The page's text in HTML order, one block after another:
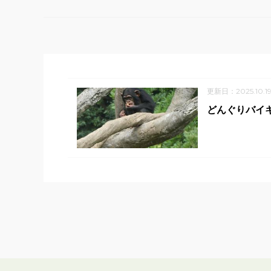
更新日：2025.10.19
どんぐりバイ